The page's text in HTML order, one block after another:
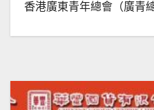
香港廣東青年總會（廣青